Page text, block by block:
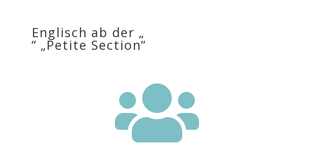
Englisch ab der „
“ „Petite Section“
